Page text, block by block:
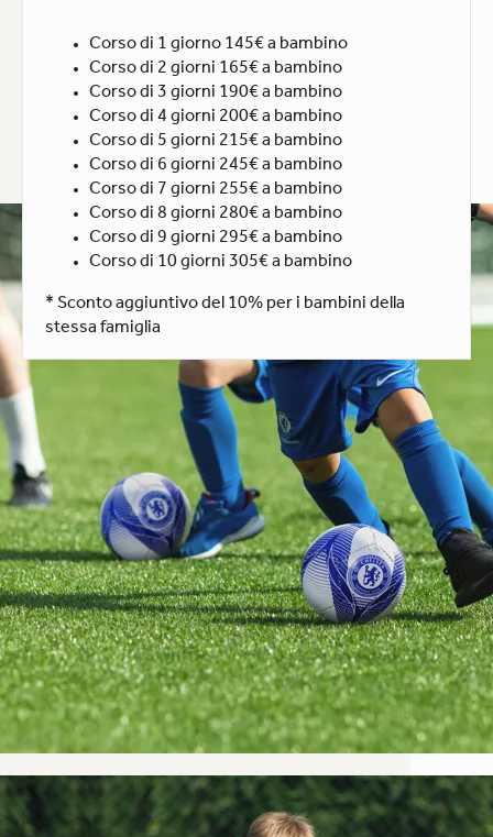
Corso di 1 giorno 145€ a bambino
Corso di 2 giorni 165€ a bambino
Corso di 3 giorni 190€ a bambino
Corso di 4 giorni 200€ a bambino
Corso di 5 giorni 215€ a bambino
Corso di 6 giorni 245€ a bambino
Corso di 7 giorni 255€ a bambino
Corso di 8 giorni 280€ a bambino
Corso di 9 giorni 295€ a bambino
Corso di 10 giorni 305€ a bambino
* Sconto aggiuntivo del 10% per i bambini della
stessa famiglia